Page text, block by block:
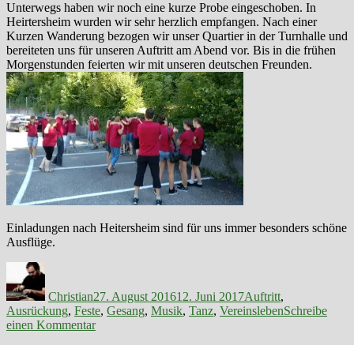
Unterwegs haben wir noch eine kurze Probe eingeschoben. In
Heirtersheim wurden wir sehr herzlich empfangen. Nach einer
Kurzen Wanderung bezogen wir unser Quartier in der Turnhalle und
bereiteten uns für unseren Auftritt am Abend vor. Bis in die frühen
Morgenstunden feierten wir mit unseren deutschen Freunden.
Einladungen nach Heitersheim sind für uns immer besonders schöne
Ausflüge.
Christian27. August 201612. Juni 2017Auftritt,
Ausrückung, Feste, Gesang, Musik, Tanz, VereinslebenSchreibe
einen Kommentarzu